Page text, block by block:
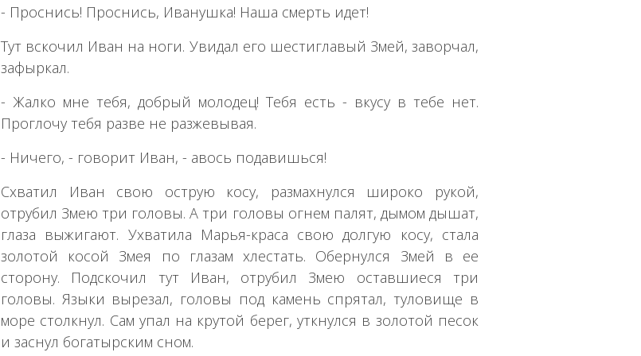
- Проснись! Проснись, Иванушка! Наша смерть идет!
Тут вскочил Иван на ноги. Увидал его шестиглавый Змей, заворчал,
зафыркал.
- Жалко мне тебя, добрый молодец! Тебя есть - вкусу в тебе нет.
Проглочу тебя разве не разжевывая.
- Ничего, - говорит Иван, - авось подавишься!
Схватил Иван свою острую косу, размахнулся широко рукой,
отрубил Змею три головы. А три головы огнем палят, дымом дышат,
глаза выжигают. Ухватила Марья-краса свою долгую косу, стала
золотой косой Змея по глазам хлестать. Обернулся Змей в ее
сторону. Подскочил тут Иван, отрубил Змею оставшиеся три
головы. Языки вырезал, головы под камень спрятал, туловище в
море столкнул. Сам упал на крутой берег, уткнулся в золотой песок
и заснул богатырским сном.